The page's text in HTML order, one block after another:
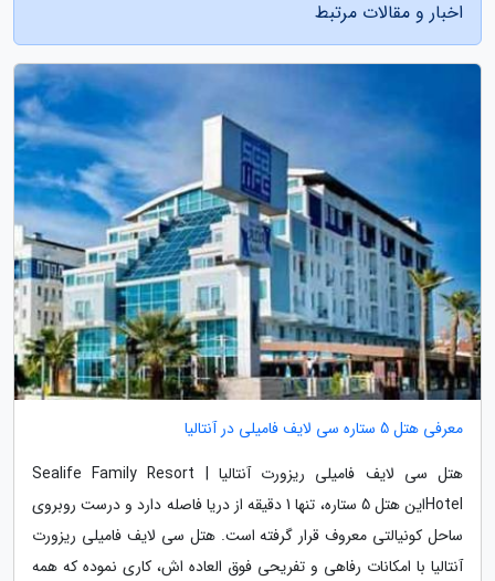
اخبار و مقالات مرتبط
معرفی هتل 5 ستاره سی لایف فامیلی در آنتالیا
هتل سی لایف فامیلی ریزورت آنتالیا | Sealife Family Resort
Hotelاین هتل 5 ستاره، تنها 1 دقیقه از دریا فاصله دارد و درست روبروی
ساحل کونیالتی معروف قرار گرفته است. هتل سی لایف فامیلی ریزورت
آنتالیا با امکانات رفاهی و تفریحی فوق العاده اش، کاری نموده که همه